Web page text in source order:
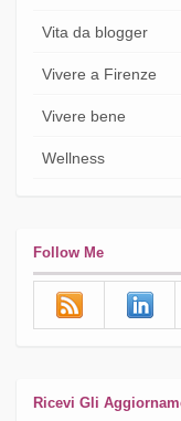
Vita da blogger
Vivere a Firenze
Vivere bene
Wellness
Follow Me
Ricevi Gli